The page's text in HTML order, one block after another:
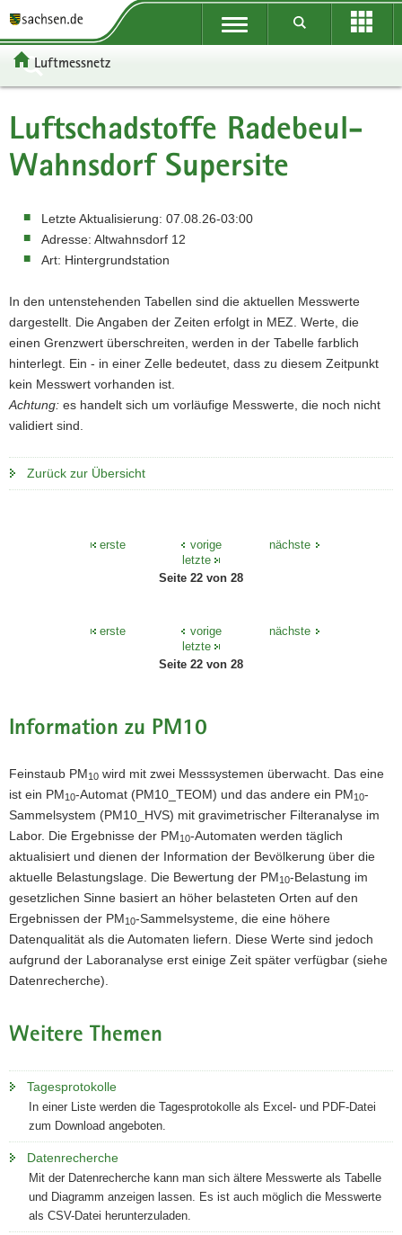
o
r
t
a
ü
b
e
g
e
f
e
n
d
e
N
a
P
o
r
t
l
n
a
g
a
i
o
n
P
o
r
a
t
e
m
e
H
a
p
i
h
a
W
i
e
e
n
o
r
m
a
t
i
o
e
r
v
e
Portalübergreifende
Luftmessnetz
Luftschadstoffe Radebeul-
Wahnsdorf Supersite
Letzte Aktualisierung: 07.08.26-03:00
Adresse: Altwahnsdorf 12
Art: Hintergrundstation
In den untenstehenden Tabellen sind die aktuellen Messwerte
dargestellt. Die Angaben der Zeiten erfolgt in MEZ. Werte, die
einen Grenzwert überschreiten, werden in der Tabelle farblich
hinterlegt. Ein - in einer Zelle bedeutet, dass zu diesem Zeitpunkt
kein Messwert vorhanden ist.
Achtung: es handelt sich um vorläufige Messwerte, die noch nicht
validiert sind.
Zurück zur Übersicht
erste vorige
Seite 22 von 28
nächste
letzte
erste vorige
Seite 22 von 28
nächste
letzte
Information zu PM10
Feinstaub PM10 wird mit zwei Messsystemen überwacht. Das eine
ist ein PM10-Automat (PM10_TEOM) und das andere ein PM10-
Sammelsystem (PM10_HVS) mit gravimetrischer Filteranalyse im
Labor. Die Ergebnisse der PM10-Automaten werden täglich
aktualisiert und dienen der Information der Bevölkerung über die
aktuelle Belastungslage. Die Bewertung der PM10-Belastung im
gesetzlichen Sinne basiert an höher belasteten Orten auf den
Ergebnissen der PM10-Sammelsysteme, die eine höhere
Datenqualität als die Automaten liefern. Diese Werte sind jedoch
aufgrund der Laboranalyse erst einige Zeit später verfügbar (siehe
Datenrecherche).
Weitere Themen
Tagesprotokolle
In einer Liste werden die Tagesprotokolle als Excel- und PDF-Datei
zum Download angeboten.
Datenrecherche
Mit der Datenrecherche kann man sich ältere Messwerte als Tabelle
und Diagramm anzeigen lassen. Es ist auch möglich die Messwerte
als CSV-Datei herunterzuladen.